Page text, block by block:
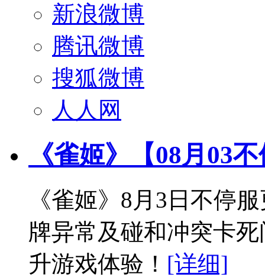
新浪微博
腾讯微博
搜狐微博
人人网
《雀姬》【08月03
《雀姬》8月3日不停
牌异常及碰和冲突卡
升游戏体验！ [详细]